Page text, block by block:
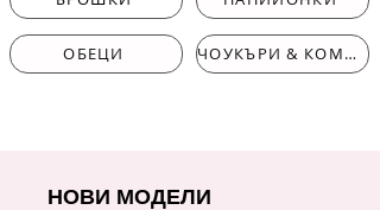
ОБЕЦИ ЧОУКЪРИ & КОМПЛЕКТИ
НОВИ МОДЕЛИ